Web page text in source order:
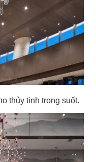
thủy tinh trong suốt.